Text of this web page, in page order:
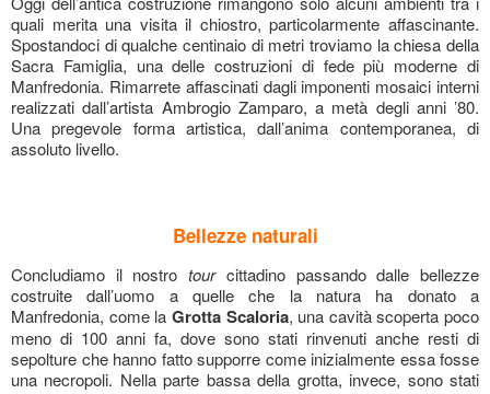
quali merita una visita il chiostro, particolarmente affascinante.
Spostandoci di qualche centinaio di metri troviamo la chiesa della
Sacra Famiglia, una delle costruzioni di fede più moderne di
Manfredonia. Rimarrete affascinati dagli imponenti mosaici interni
realizzati dall’artista Ambrogio Zamparo, a metà degli anni ’80.
Una pregevole forma artistica, dall’anima contemporanea, di
assoluto livello.
Bellezze naturali
Concludiamo il nostrotourcittadino passando dalle bellezze
costruite dall’uomo a quelle che la natura ha donato a
Manfredonia, come la Grotta Scaloria, una cavità scoperta poco
meno di 100 anni fa, dove sono stati rinvenuti anche resti di
sepolture che hanno fatto supporre come inizialmente essa fosse
una necropoli. Nella parte bassa della grotta, invece, sono stati